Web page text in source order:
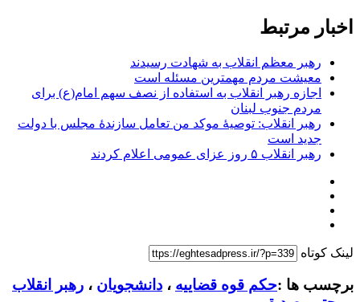
اخبار مرتبط
رهبر معظم انقلاب به شهادت رسیدند
معیشت مردم مهمترین مسئله است
اجازه رهبر انقلاب به استفاده از نصف سهم امام(ع) برای
مردم جنوب لبنان
رهبر انقلاب: توصیهٔ موکد من تعامل سازندهٔ مجلس با دولت
جدید است
رهبر انقلاب ۵ روز عزای عمومی اعلام کردند
لینک کوتاه
برچسب ها :حکم قوه قضاییه ، دانشجویان ، رهبر انقلاب